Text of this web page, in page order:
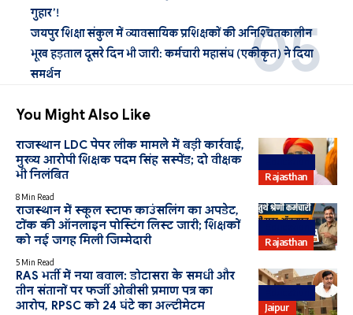
गुहार’!
जयपुर शिक्षा संकुल में व्यावसायिक प्रशिक्षकों की अनिश्चितकालीन
भूख हड़ताल दूसरे दिन भी जारी: कर्मचारी महासंघ (एकीकृत) ने दिया
समर्थन
You Might Also Like
Rajasthan
राजस्थान LDC पेपर लीक मामले में बड़ी कार्रवाई,
मुख्य आरोपी शिक्षक पदम सिंह सस्पेंड; दो वीक्षक
भी निलंबित
8 Min Read
Rajasthan
राजस्थान में स्कूल स्टाफ काउंसलिंग का अपडेट,
टोंक की ऑनलाइन पोस्टिंग लिस्ट जारी; शिक्षकों
को नई जगह मिली जिम्मेदारी
5 Min Read
Jaipur
RAS भर्ती में नया बवाल: डोटासरा के समधी और
तीन संतानों पर फर्जी ओबीसी प्रमाण पत्र का
आरोप, RPSC को 24 घंटे का अल्टीमेटम